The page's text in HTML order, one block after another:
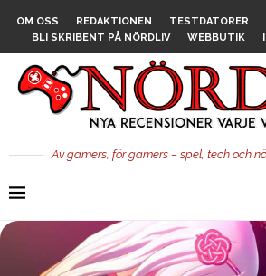
OM OSS REDAKTIONEN TESTDATORER
BLI SKRIBENT PÅ NÖRDLIV
WEBBUTIK
Av gamers, för gamers – spel, tech och